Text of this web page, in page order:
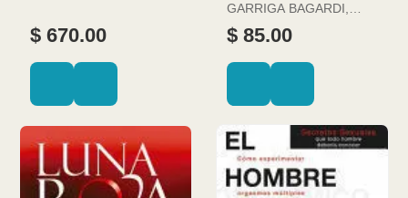
$ 670.00
GARRIGA BAGARDI,
JOAN
$ 85.00